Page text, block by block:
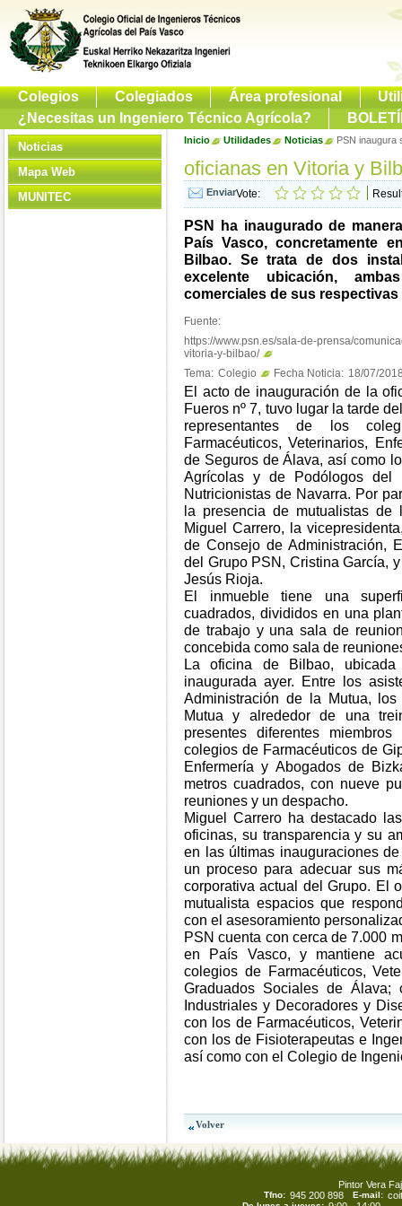
Colegios Colegiados Área profesional
¿Necesitas un Ingeniero Técnico Agrícola?
Noticias
Mapa Web
MUNITEC
Inicio Utilidades Noticias PSN inaugura
oficianas en Vitoria y
Vote:
PSN ha inaugurado de
País Vasco, concretamente
Bilbao. Se trata de dos
excelente ubicación,
comerciales de sus
Fuente:
https://www.psn.es/sala-de-prensa/
vitoria-y-bilbao/
Tema: Colegio Fecha Noticia: 18/07/
El acto de inauguración de la
Fueros nº 7, tuvo lugar la tarde
representantes de los
Farmacéuticos, Veterinarios,
de Seguros de Álava, así como
Agrícolas y de Podólogos
Nutricionistas de Navarra. Por
la presencia de mutualistas de
Miguel Carrero, la
de Consejo de Administración,
del Grupo PSN, Cristina García,
Jesús Rioja.
El inmueble tiene una
cuadrados, divididos en una
de trabajo y una sala de
concebida como sala de
La oficina de Bilbao,
inaugurada ayer. Entre los
Administración de la Mutua,
Mutua y alrededor de una
presentes diferentes
colegios de Farmacéuticos de
Enfermería y Abogados de
metros cuadrados, con nueve
reuniones y un despacho.
Miguel Carrero ha destacado
oficinas, su transparencia y su
en las últimas inauguraciones
un proceso para adecuar sus
corporativa actual del Grupo. El
mutualista espacios que
con el asesoramiento
PSN cuenta con cerca de 7.000
en País Vasco, y mantiene
colegios de Farmacéuticos,
Graduados Sociales de
Industriales y Decoradores y
con los de Farmacéuticos,
con los de Fisioterapeutas e
así como con el Colegio de
Pintor Vera
Tfno: 945 200 898 E-mail: